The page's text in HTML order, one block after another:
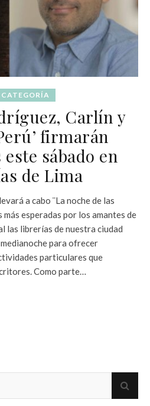
CATEGORÍA
Carlín y
firmarán
sábado en
de Lima
a cabo ¨La noche de las
más esperadas por los amantes de
las librerías de nuestra ciudad
para ofrecer
particulares que
Como parte…